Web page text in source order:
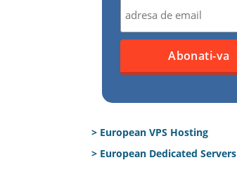
> European VPS Hosting
> European Dedicated Servers